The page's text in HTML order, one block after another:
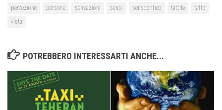
percezione
persone sensazioni sensi sensocritico tattile
tatto
vista
POTREBBERO INTERESSARTI ANCHE...